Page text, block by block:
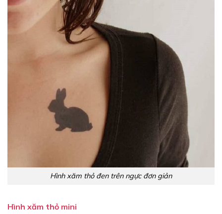
Hình xăm thỏ đen trên ngực đơn giản
Hình xăm thỏ mini